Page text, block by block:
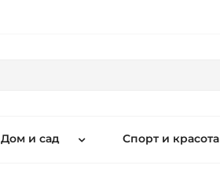
Дом и сад Спорт и красота